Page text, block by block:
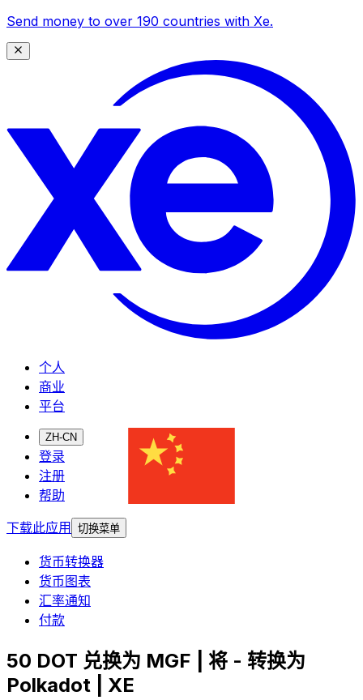
Send money to over 190 countries with Xe.
个人
商业
平台
ZH-CN
登录
注册
帮助
下载此应用
切换菜单
货币转换器
货币图表
汇率通知
付款
50 DOT 兑换为 MGF | 将 - 转换为
Polkadot | XE